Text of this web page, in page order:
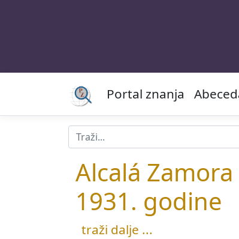
Portal znanja
Alcalá
1931. godine
traži dalje ...